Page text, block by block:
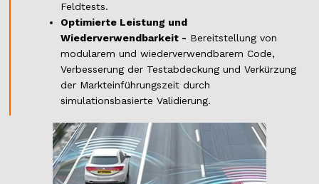
Feldtests.
Optimierte Leistung und
Wiederverwendbarkeit - Bereitstellung von
modularem und wiederverwendbarem Code,
Verbesserung der Testabdeckung und Verkürzung
der Markteinführungszeit durch
simulationsbasierte Validierung.